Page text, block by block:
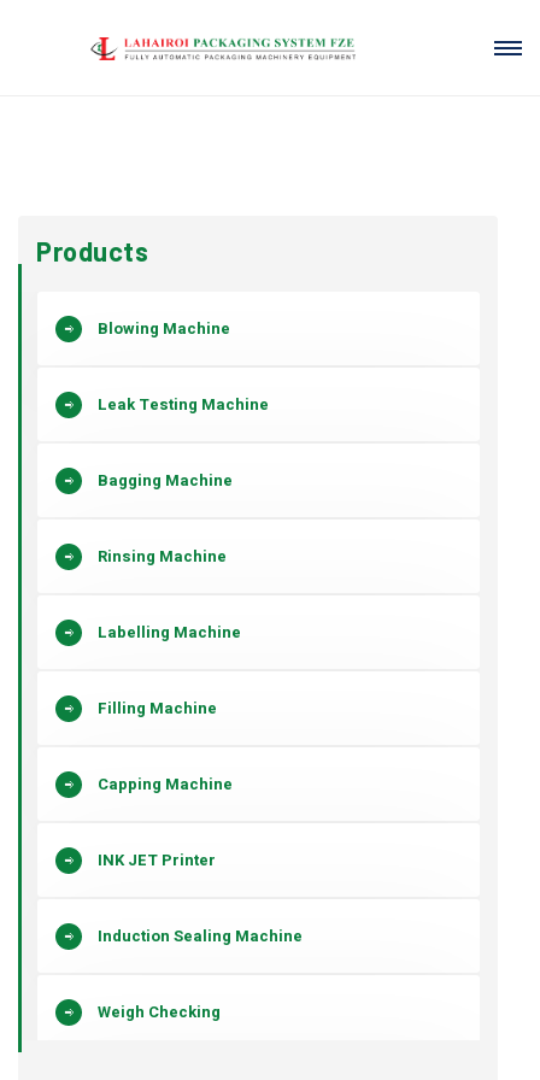
Products
Blowing Machine
Leak Testing Machine
Bagging Machine
Rinsing Machine
Labelling Machine
Filling Machine
Capping Machine
INK JET Printer
Induction Sealing Machine
Weigh Checking